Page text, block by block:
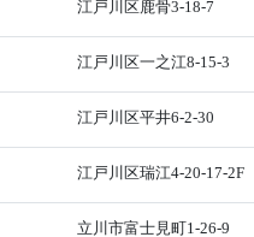
江戸川区鹿骨3-18-7
江戸川区一之江8-15-3
江戸川区平井6-2-30
江戸川区瑞江4-20-17-2F
立川市富士見町1-26-9